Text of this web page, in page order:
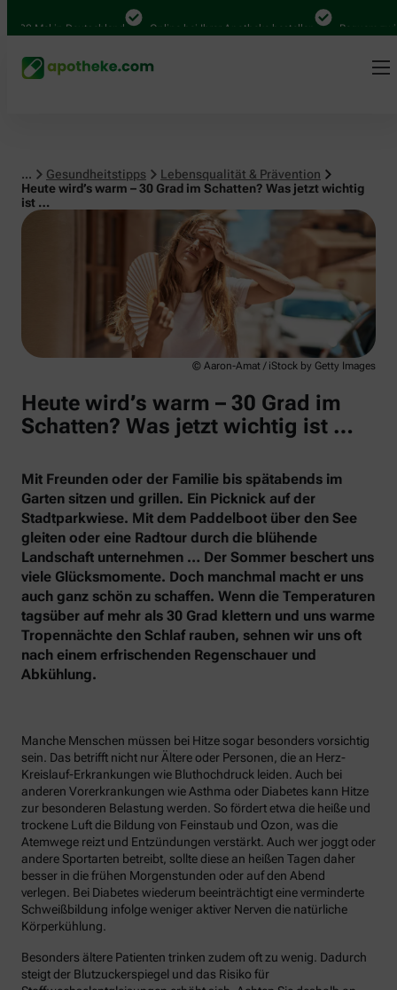
Mal in Deutschland Online bei Ihrer Apotheke bestellen Bequem
... Gesundheitstipps
Lebensqualität & Prävention
Heute wird’s warm – 30 Grad im Schatten? Was jetzt wichtig
ist …
Lebensqualität & Prävention
© Aaron-Amat / iStock by Getty Images
Heute wird’s warm – 30 Grad im
Schatten? Was jetzt wichtig ist …
Mit Freunden oder der Familie bis spätabends im
Garten sitzen und grillen. Ein Picknick auf der
Stadtparkwiese. Mit dem Paddelboot über den See
gleiten oder eine Radtour durch die blühende
Landschaft unternehmen … Der Sommer beschert uns
viele Glücksmomente. Doch manchmal macht er uns
auch ganz schön zu schaffen. Wenn die Temperaturen
tagsüber auf mehr als 30 Grad klettern und uns warme
Tropennächte den Schlaf rauben, sehnen wir uns oft
nach einem erfrischenden Regenschauer und
Abkühlung.
Manche Menschen müssen bei Hitze sogar besonders vorsichtig
sein. Das betrifft nicht nur Ältere oder Personen, die an Herz-
Kreislauf-Erkrankungen wie Bluthochdruck leiden. Auch bei
anderen Vorerkrankungen wie Asthma oder Diabetes kann Hitze
zur besonderen Belastung werden. So fördert etwa die heiße und
trockene Luft die Bildung von Feinstaub und Ozon, was die
Atemwege reizt und Entzündungen verstärkt. Auch wer joggt oder
andere Sportarten betreibt, sollte diese an heißen Tagen daher
besser in die frühen Morgenstunden oder auf den Abend
verlegen. Bei Diabetes wiederum beeinträchtigt eine verminderte
Schweißbildung infolge weniger aktiver Nerven die natürliche
Körperkühlung.
Besonders ältere Patienten trinken zudem oft zu wenig. Dadurch
steigt der Blutzuckerspiegel und das Risiko für